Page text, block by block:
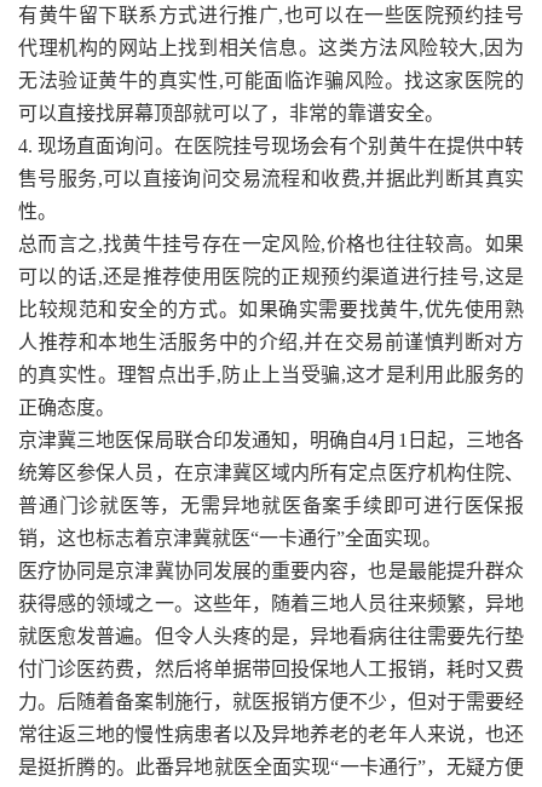
有黄牛留下联系方式进行推广,也可以在一些医院预约挂号
代理机构的网站上找到相关信息。这类方法风险较大,因为
无法验证黄牛的真实性,可能面临诈骗风险。找这家医院的
可以直接找屏幕顶部就可以了，非常的靠谱安全。
4. 现场直面询问。在医院挂号现场会有个别黄牛在提供中转
售号服务,可以直接询问交易流程和收费,并据此判断其真实
性。
总而言之,找黄牛挂号存在一定风险,价格也往往较高。如果
可以的话,还是推荐使用医院的正规预约渠道进行挂号,这是
比较规范和安全的方式。如果确实需要找黄牛,优先使用熟
人推荐和本地生活服务中的介绍,并在交易前谨慎判断对方
的真实性。理智点出手,防止上当受骗,这才是利用此服务的
正确态度。
京津冀三地医保局联合印发通知，明确自4月1日起，三地各
统筹区参保人员，在京津冀区域内所有定点医疗机构住院、
普通门诊就医等，无需异地就医备案手续即可进行医保报
销，这也标志着京津冀就医“一卡通行”全面实现。
医疗协同是京津冀协同发展的重要内容，也是最能提升群众
获得感的领域之一。这些年，随着三地人员往来频繁，异地
就医愈发普遍。但令人头疼的是，异地看病往往需要先行垫
付门诊医药费，然后将单据带回投保地人工报销，耗时又费
力。后随着备案制施行，就医报销方便不少，但对于需要经
常往返三地的慢性病患者以及异地养老的老年人来说，也还
是挺折腾的。此番异地就医全面实现“一卡通行”，无疑方便